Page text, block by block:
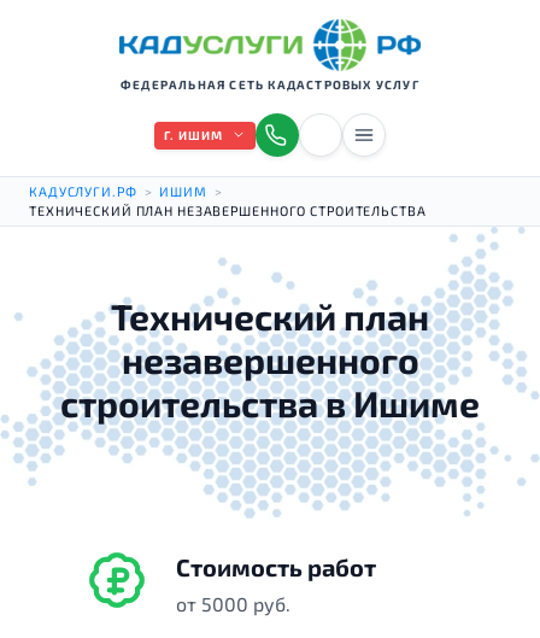
ФЕДЕРАЛЬНАЯ СЕТЬ КАДАСТРОВЫХ УСЛУГ
Г. ИШИМ
КАДУСЛУГИ.РФ > ИШИМ
>
ТЕХНИЧЕСКИЙ ПЛАН НЕЗАВЕРШЕННОГО СТРОИТЕЛЬСТВА
Технический план
незавершенного
строительства в Ишиме
Стоимость работ
от 5000 руб.